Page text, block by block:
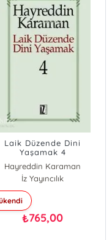
Laik Düzende Dini
Yaşamak 4
Hayreddin Karaman
İz Yayıncılık
₺765,00